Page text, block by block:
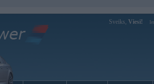
Sveiks, Viesi!